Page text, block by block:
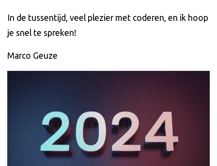
In de tussentijd, veel plezier met coderen, en ik hoop
je snel te spreken!
Marco Geuze